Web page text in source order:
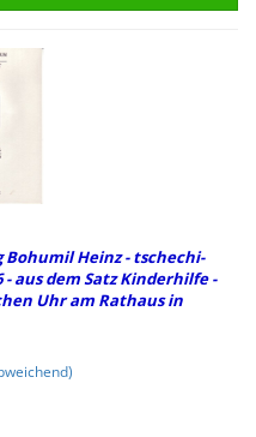
Bo­hu­mil Heinz - tsche­chi­
- aus dem Satz Kin­der­hil­fe -
Uhr am Rat­haus in